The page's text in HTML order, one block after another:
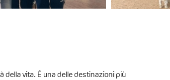
della vita. É una delle destinazioni più